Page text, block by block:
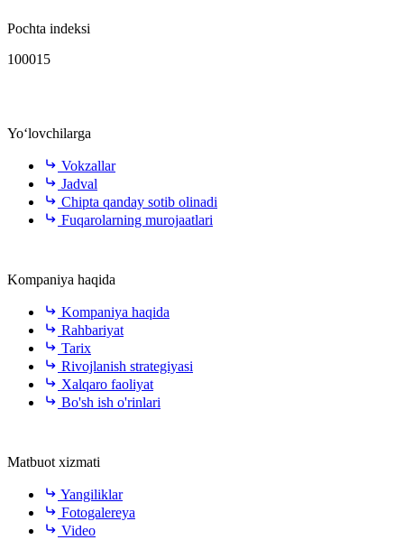
Pochta indeksi
100015
Yo‘lovchilarga
Vokzallar
Jadval
Chipta qanday sotib olinadi
Fuqarolarning murojaatlari
Kompaniya haqida
Kompaniya haqida
Rahbariyat
Tarix
Rivojlanish strategiyasi
Xalqaro faoliyat
Bo'sh ish o'rinlari
Matbuot xizmati
Yangiliklar
Fotogalereya
Video